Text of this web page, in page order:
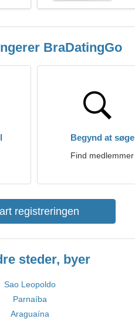
BraDatingGo
Begynd at søge
Find medlemmer
registreringen
steder, byer
Sao Leopoldo
Parnaíba
Araguaína